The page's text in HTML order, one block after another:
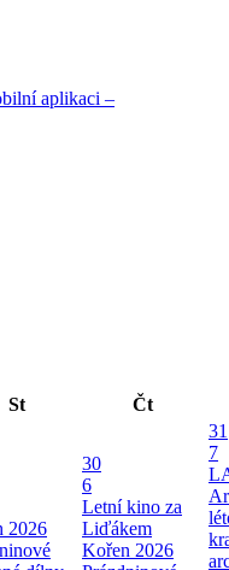
aplikaci –
St Čt
2026
30
6
Letní kino za
Liďákem
Kořen 2026
31
7